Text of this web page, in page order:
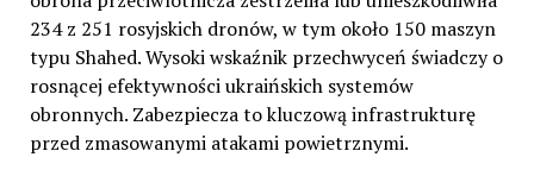
234 z 251 rosyjskich dronów, w tym około 150 maszyn
typu Shahed. Wysoki wskaźnik przechwyceń świadczy o
rosnącej efektywności ukraińskich systemów
obronnych. Zabezpiecza to kluczową infrastrukturę
przed zmasowanymi atakami powietrznymi.